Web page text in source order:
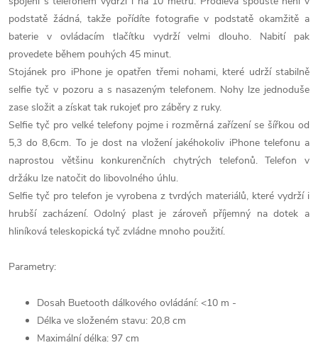
podstatě žádná, takže pořídíte fotografie v podstatě okamžitě a
baterie v ovládacím tlačítku vydrží velmi dlouho. Nabití pak
provedete během pouhých 45 minut.
Stojánek pro iPhone je opatřen třemi nohami, které udrží stabilně
selfie tyč v pozoru a s nasazeným telefonem. Nohy lze jednoduše
zase složit a získat tak rukojeť pro záběry z ruky.
Selfie tyč pro velké telefony pojme i rozměrná zařízení se šířkou od
5,3 do 8,6cm. To je dost na vložení jakéhokoliv iPhone telefonu a
naprostou většinu konkurenčních chytrých telefonů. Telefon v
držáku lze natočit do libovolného úhlu.
Selfie tyč pro telefon je vyrobena z tvrdých materiálů, které vydrží i
hrubší zacházení. Odolný plast je zároveň příjemný na dotek a
hliníková teleskopická tyč zvládne mnoho použití.
Parametry:
Dosah Buetooth dálkového ovládání: <10 m -
Délka ve složeném stavu: 20,8 cm
Maximální délka: 97 cm